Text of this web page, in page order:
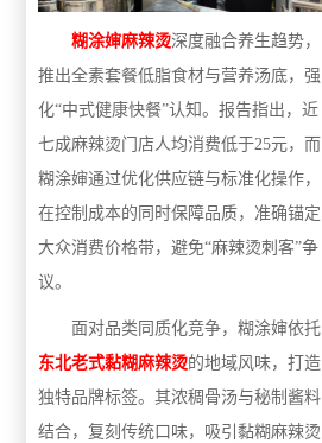
糊涂婶麻辣烫深度融合养生趋势，
推出全素套餐低脂食材与营养汤底，强
化“中式健康快餐”认知。报告指出，近
七成麻辣烫门店人均消费低于25元，而
糊涂婶通过优化供应链与标准化操作，
在控制成本的同时保障品质，准确锚定
大众消费价格带，避免“麻辣烫刺客”争
议。
面对品类同质化竞争，糊涂婶依托
东北老式黏糊麻辣烫的地域风味，打造
独特品牌标签。其浓稠骨汤与秘制酱料
结合，复刻传统口味，吸引黏糊麻辣烫